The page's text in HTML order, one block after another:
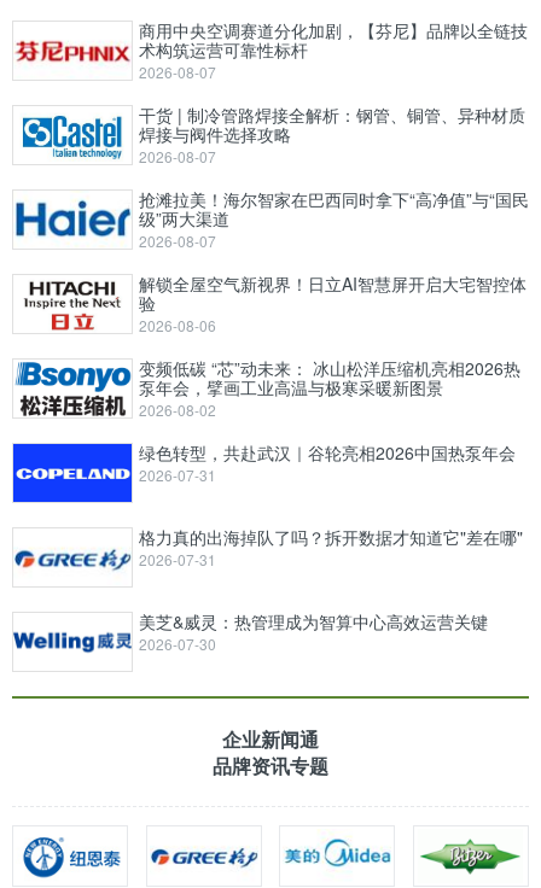
商用中央空调赛道分化加剧，【芬尼】品牌以全链技
术构筑运营可靠性标杆
2026-08-07
干货 | 制冷管路焊接全解析：钢管、铜管、异种材质
焊接与阀件选择攻略
2026-08-07
抢滩拉美！海尔智家在巴西同时拿下“高净值”与“国民
级”两大渠道
2026-08-07
解锁全屋空气新视界！日立AI智慧屏开启大宅智控体
验
2026-08-06
变频低碳 “芯”动未来： 冰山松洋压缩机亮相2026热
泵年会，擘画工业高温与极寒采暖新图景
2026-08-02
绿色转型，共赴武汉｜谷轮亮相2026中国热泵年会
2026-07-31
格力真的出海掉队了吗？拆开数据才知道它"差在哪"
2026-07-31
美芝&威灵：热管理成为智算中心高效运营关键
2026-07-30
企业新闻通
品牌资讯专题